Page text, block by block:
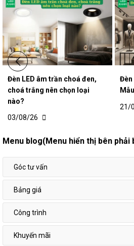
Đèn LED âm trần choá đen,
choá trắng nên chọn loại
nào?
03/08/26
Đèn
21/
Menu blog(Menu hiển thị bên phải
Góc tư vấn
Bảng giá
Công trình
Khuyến mãi